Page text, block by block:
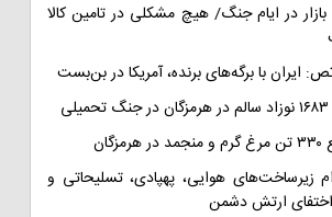
بازار در ایام جنگ/ هیچ مشکلی در تامین کالا
ایران با برگه‌های برنده، آمریکا در بن‌بست
زیرساخت‌های هوایی، پهپادی، تسلیحاتی و
ارتش دشمن